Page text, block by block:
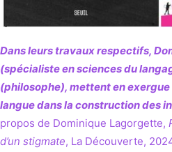
Dans leurs travaux respectifs,
(spécialiste en sciences du
(philosophe), mettent en
langue dans la construction des
propos de Dominique Lagorgette,
d’un stigmate, La Découverte,